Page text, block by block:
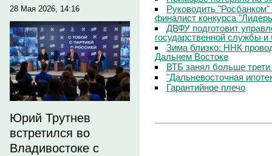
28 Мая 2026, 14:16
Юрий Трутнев
встретился во
Владивостоке с
Руководить
финалист конкурса
ДВФУ подготовит
государственной службы
Зима близко: ННК
Дальнем Востоке
ВТБ занял больше трети
"Дальневосточная
Гарантийное плечо